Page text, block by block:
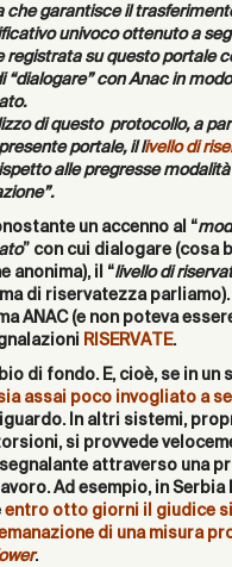
che garantisce il
univoco ottenuto a
registrata su questo portale
“dialogare” con Anac in
di questo protocollo, a
portale, il livello di
alle pregresse
un accenno al “
” con cui dialogare (cosa
anonima), il “livello di
di riservatezza
ANAC (e non poteva
RISERVATE.
di fondo. E, cioè, se in
assai poco invogliato a
In altri sistemi,
si provvede
attraverso una
Ad esempio, in Serbia
entro otto giorni il giudice
di una misura
.